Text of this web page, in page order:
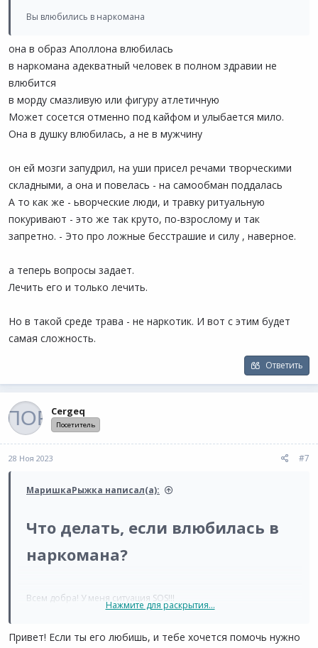
Вы влюбились в наркомана
она в образ Аполлона влюбилась
в наркомана адекватный человек в полном здравии не
влюбится
в морду смазливую или фигуру атлетичную
Может сосется отменно под кайфом и улыбается мило.
Она в душку влюбилась, а не в мужчину
он ей мозги запудрил, на уши присел речами творческими
складными, а она и повелась - на самообман поддалась
А то как же - ьворческие люди, и травку ритуальную
покуривают - это же так круто, по-взрослому и так
запретно. - Это про ложные бесстрашие и силу , наверное.
а теперь вопросы задает.
Лечить его и только лечить.
Но в такой среде трава - не наркотик. И вот с этим будет
самая сложность.
Ответить
Cergeq
Посетитель
28 Ноя 2023 #7
МаришкаРыжка написал(а):
Что делать, если влюбилась в
наркомана?
Всем добра! У меня ситуация SOS!!!
В общем была на тусовке с друзьями, я девушка творческая,
тусили, парни-художники травку курили, и среди них я
Нажмите для раскрытия...
Привет! Если ты его любишь, и тебе хочется помочь нужно